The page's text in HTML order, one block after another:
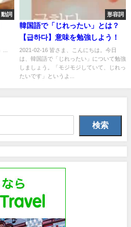
動詞 形容詞
韓国語で「じれったい」とは？
【급하다】意味を勉強しよう！
2021-02-16 皆さま、こんにちは。今日
は、韓国語で「じれったい」について勉強
しましょう。「モジモジしていて、じれっ
たいです」というよ...
検索